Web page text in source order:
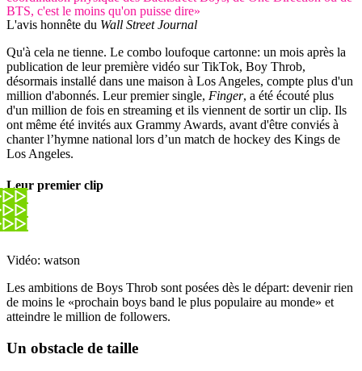
BTS, c'est le moins qu'on puisse dire»
L'avis honnête du Wall Street Journal
Qu'à cela ne tienne. Le combo loufoque cartonne: un mois après la
publication de leur première vidéo sur TikTok, Boy Throb,
désormais installé dans une maison à Los Angeles, compte plus d'un
million d'abonnés. Leur premier single, Finger, a été écouté plus
d'un million de fois en streaming et ils viennent de sortir un clip. Ils
ont même été invités aux Grammy Awards, avant d'être conviés à
chanter l’hymne national lors d’un match de hockey des Kings de
Los Angeles.
Leur premier clip
Vidéo: watson
Les ambitions de Boys Throb sont posées dès le départ: devenir rien
de moins le «prochain boys band le plus populaire au monde» et
atteindre le million de followers.
Un obstacle de taille